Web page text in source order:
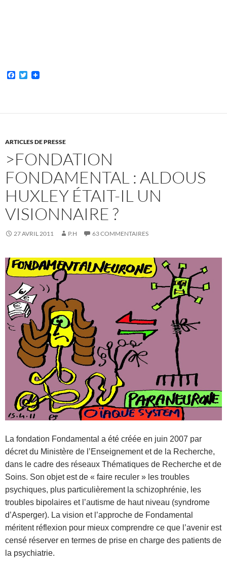
F
o
T
e
ARTICLES DE PRESSE
>FONDATION
FONDAMENTAL : ALDOUS
HUXLEY ÉTAIT-IL UN
VISIONNAIRE ?
27 AVRIL 2011 P.H 63 COMMENTAIRES
La fondation Fondamental a été créée en juin 2007 par
décret du Ministère de l’Enseignement et de la Recherche,
dans le cadre des réseaux Thématiques de Recherche et de
Soins. Son objet est de « faire reculer » les troubles
psychiques, plus particulièrement la schizophrénie, les
troubles bipolaires et l’autisme de haut niveau (syndrome
d’Asperger). La vision et l’approche de Fondamental
méritent réflexion pour mieux comprendre ce que l’avenir est
censé réserver en termes de prise en charge des patients de
la psychiatrie.